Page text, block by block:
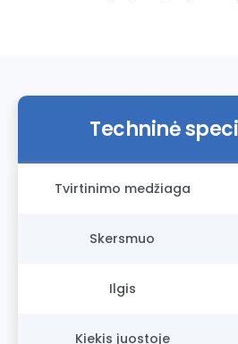
Essve
Techninė
Tvirtinimo medžiaga
Skersmuo
Ilgis
Kiekis juostoje